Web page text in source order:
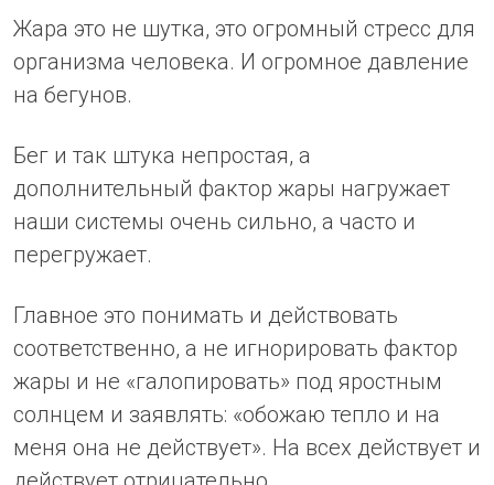
Жара это не шутка, это огромный стресс для
организма человека. И огромное давление
на бегунов.
Бег и так штука непростая, а
дополнительный фактор жары нагружает
наши системы очень сильно, а часто и
перегружает.
Главное это понимать и действовать
соответственно, а не игнорировать фактор
жары и не «галопировать» под яростным
солнцем и заявлять: «обожаю тепло и на
меня она не действует». На всех действует и